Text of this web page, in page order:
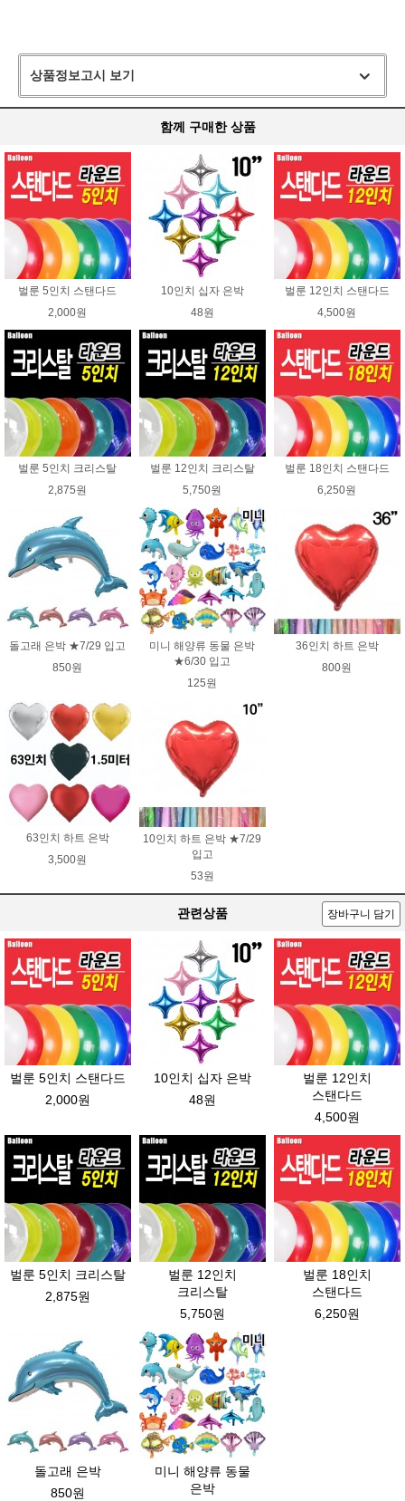
상품정보고시 보기
함께 구매한 상품
벌룬 5인치 스탠다드
2,000원
10인치 십자 은박
48원
벌룬 12인치 스탠다드
4,500원
벌룬 5인치 크리스탈
2,875원
벌룬 12인치 크리스탈
5,750원
벌룬 18인치 스탠다드
6,250원
돌고래 은박 ★7/29 입고
850원
미니 해양류 동물 은박
★6/30 입고
125원
36인치 하트 은박
800원
63인치 하트 은박
3,500원
10인치 하트 은박 ★7/29
입고
53원
관련상품 장바구니 담기
벌룬 5인치 스탠다드
2,000원
10인치 십자 은박
48원
벌룬 12인치
스탠다드
4,500원
벌룬 5인치 크리스탈
2,875원
벌룬 12인치
크리스탈
5,750원
벌룬 18인치
스탠다드
6,250원
돌고래 은박
850원
미니 해양류 동물
은박